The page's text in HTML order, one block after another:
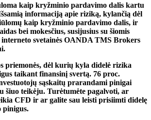
kaip kryžminio pardavimo dalis kartu
informaciją apie riziką, kylančią dėl
kaip kryžminio pardavimo dalis, ir
bei mokesčius, susijusius su šiomis
interneto svetainės OANDA TMS Brokers
priemonės, dėl kurių kyla didelė rizika
taikant finansinį svertą. 76 proc.
sąskaitų prarandami pinigai
šiuo teikėju. Turėtumėte pagalvoti, ar
CFD ir ar galite sau leisti prisiimti didelę
pinigus.